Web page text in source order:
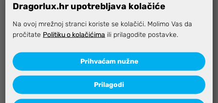
Specifikacija
Dragorlux.hr upotrebljava kolačiće
Na ovoj mrežnoj stranci koriste se kolačići. Molimo Vas da
pročitate Politiku o kolačićima ili prilagodite postavke.
Prihvaćam nužne
Prilagodi